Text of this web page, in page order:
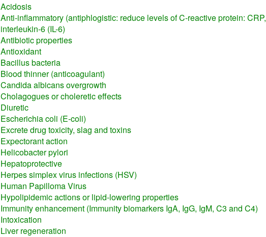
Acidosis
Anti-inflammatory (antiphlogistic: reduce levels of C-reactive protein: CRP,
interleukin-6 (IL-6)
Antibiotic properties
Antioxidant
Bacillus bacteria
Blood thinner (anticoagulant)
Candida albicans overgrowth
Cholagogues or choleretic effects
Diuretic
Escherichia coli (E-coli)
Excrete drug toxicity, slag and toxins
Expectorant action
Helicobacter pylori
Hepatoprotective
Herpes simplex virus infections (HSV)
Human Papilloma Virus
Hypolipidemic actions or lipid-lowering properties
Immunity enhancement (Immunity biomarkers IgA, IgG, IgM, C3 and C4)
Intoxication
Liver regeneration